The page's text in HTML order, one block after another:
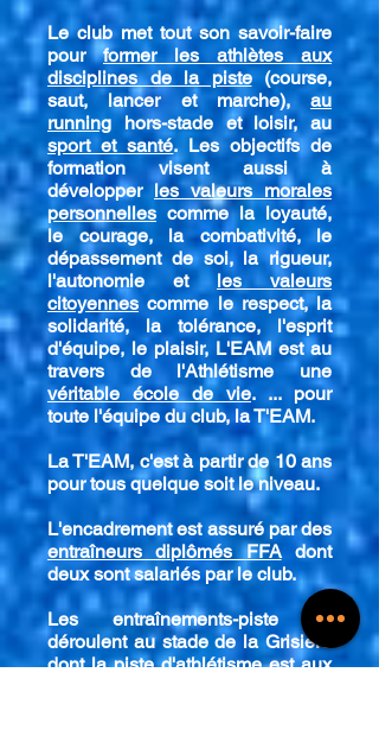
Le club met tout son savoir-faire
pourformer les athlètes aux
disciplines de la piste(course,
saut, lancer et marche), au
running hors-stade et loisir, au
sport et santé. Les objectifs de
formation visent aussi à
développer les valeurs morales
personnelles comme la loyauté,
le courage, la combativité, le
dépassement de soi, la rigueur,
l'autonomie et les valeurs
citoyennes comme le respect, la
solidarité, la tolérance, l'esprit
d'équipe, le plaisir, L'EAM est au
travers de l'Athlétisme une
véritable école de vie. ... pour
toute l'équipe du club, la T'EAM.
La T'EAM, c'est à partir de 10 ans
pour tous quelque soit le niveau.
L'encadrement est assuré par des
entraîneurs diplômés FFAdont
deux sont salariés par le club.
Les entraînements-piste se
déroulent au stade de la Grisière
dont la piste d'athlétisme est aux